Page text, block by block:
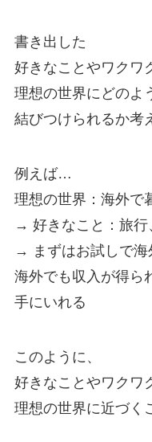
書き出した
好きなことやワクワ
理想の世界にどのよ
結びつけられるか考
例えば…
理想の世界：海外で
→ 好きなこと：旅行
→ まずはお試しで海
海外でも収入が得ら
手にいれる
このように、
好きなことやワクワ
理想の世界に近づく